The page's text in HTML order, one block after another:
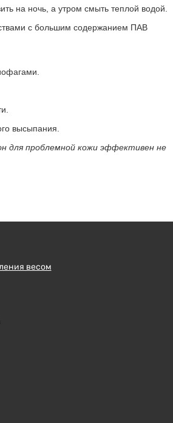
на ночь, а утром смыть теплой водой.
с большим содержанием ПАВ
высыпания.
для проблемной кожи эффективен не
весом